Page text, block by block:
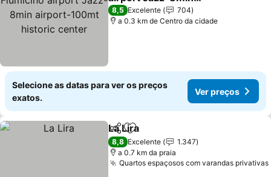
airport-100mt historic
center
8,5 Excelente
704
a 0.3 km de Centro da cidade
Selecione as datas para ver os preços
exatos.
Ver preços
PartilharAdicionar aos favoritos
La Lira
8,8 Excelente
1.347
a 0.7 km da praia
Quartos espaçosos com varandas privativas